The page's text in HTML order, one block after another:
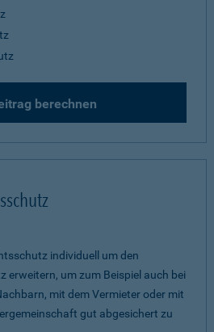
berechnen
individuell um den
erweitern, um zum Beispiel auch bei
mit dem Vermieter oder mit
gut abgesichert zu